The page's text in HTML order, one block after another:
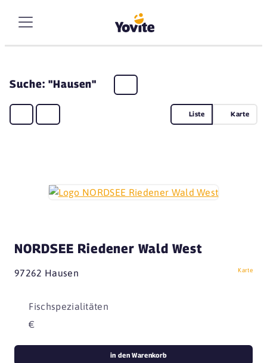
Suche: "Hausen"
Liste Karte
NORDSEE Riedener Wald West
97262 Hausen Karte
Fischspezialitäten
€
in den Warenkorb